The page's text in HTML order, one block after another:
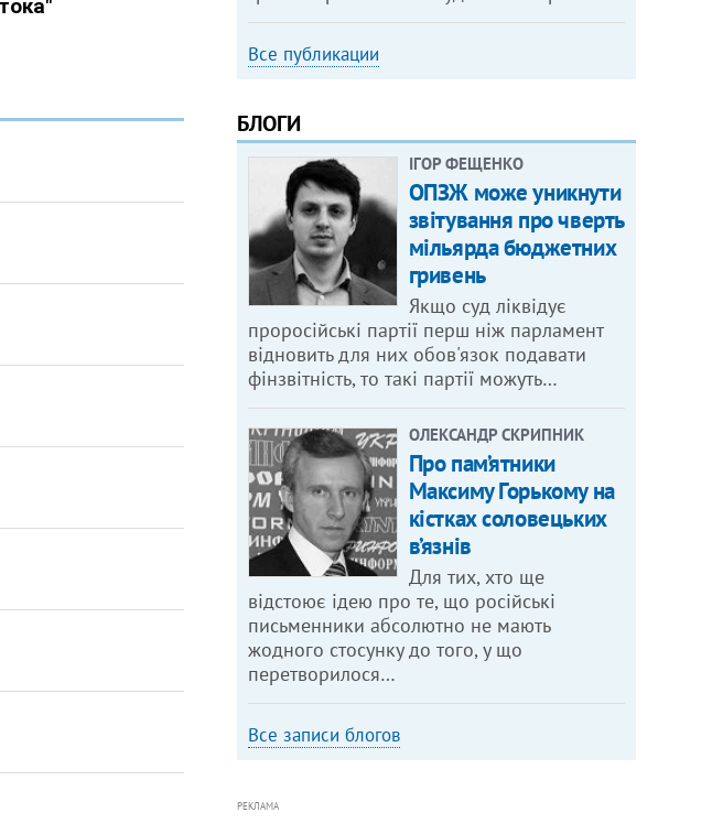
Все публикации
БЛОГИ
ІГОР ФЕЩЕНКО
ОПЗЖ може уникнути
звітування про чверть
мільярда бюджетних
гривень
Якщо суд ліквідує
проросійські партії перш ніж парламент
відновить для них обов'язок подавати
фінзвітність, то такі партії можуть…
ОЛЕКСАНДР СКРИПНИК
Про пам’ятники
Максиму Горькому на
кістках соловецьких
в’язнів
Для тих, хто ще
відстоює ідею про те, що російські
письменники абсолютно не мають
жодного стосунку до того, у що
перетворилося…
Все записи блогов
РЕКЛАМА